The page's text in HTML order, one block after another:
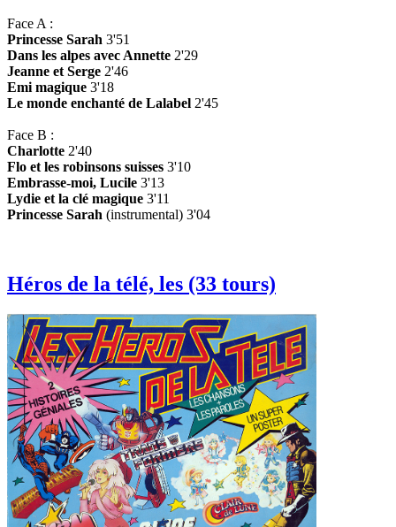
Face A :
Princesse Sarah 3'51
Dans les alpes avec Annette 2'29
Jeanne et Serge 2'46
Emi magique 3'18
Le monde enchanté de Lalabel 2'45
Face B :
Charlotte 2'40
Flo et les robinsons suisses 3'10
Embrasse-moi, Lucile 3'13
Lydie et la clé magique 3'11
Princesse Sarah (instrumental) 3'04
Héros de la télé, les (33 tours)